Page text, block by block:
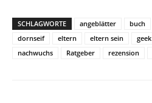
SCHLAGWORTE angeblätter buch
dornseif
eltern eltern sein geek
nachwuchs
Ratgeber rezension